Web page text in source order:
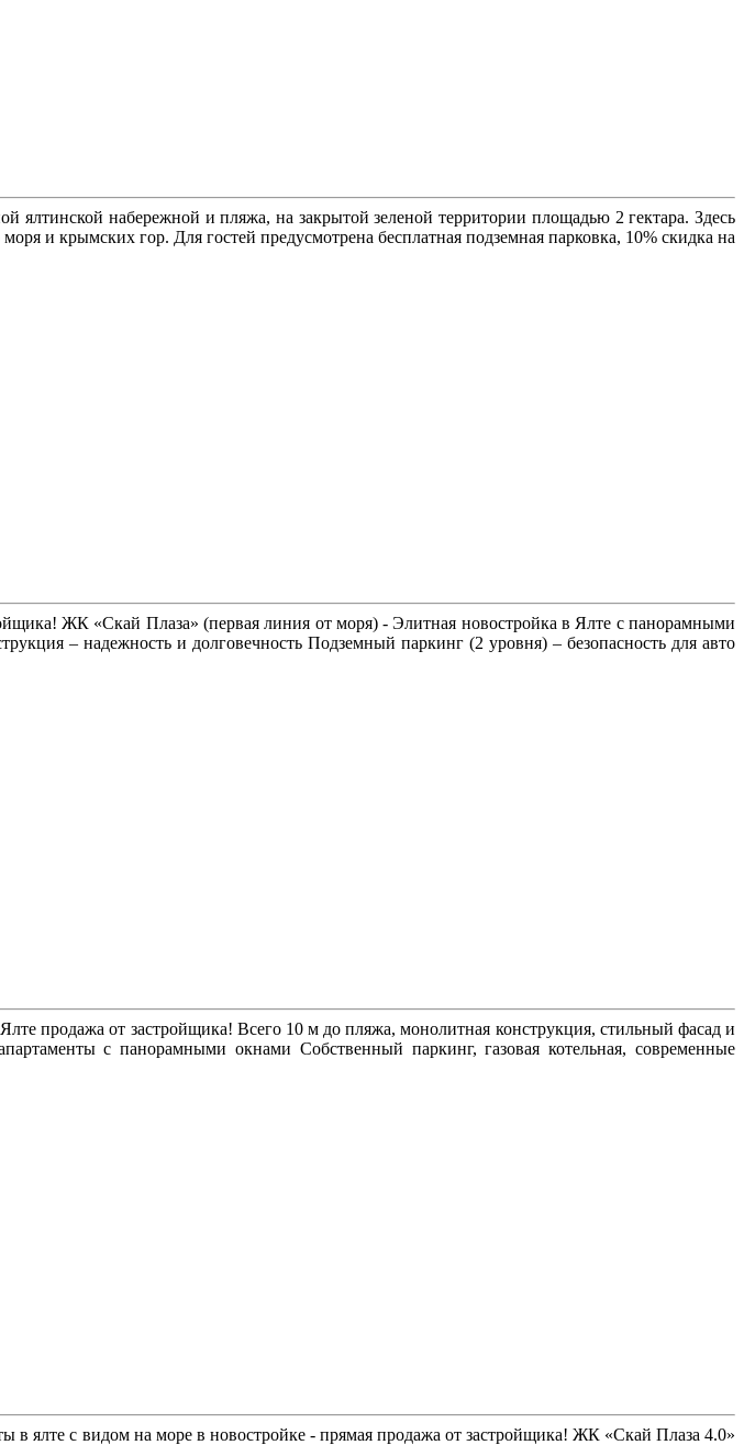
ялтинской набережной и пляжа, на закрытой зеленой территории площадью 2 гектара. Здесь
и крымских гор. Для гостей предусмотрена бесплатная подземная парковка, 10% скидка на
ЖК «Скай Плаза» (первая линия от моря) - Элитная новостройка в Ялте с панорамными
– надежность и долговечность Подземный паркинг (2 уровня) – безопасность для авто
продажа от застройщика! Всего 10 м до пляжа, монолитная конструкция, стильный фасад и
с панорамными окнами Собственный паркинг, газовая котельная, современные
в ялте с видом на море в новостройке - прямая продажа от застройщика! ЖК «Скай Плаза 4.0»